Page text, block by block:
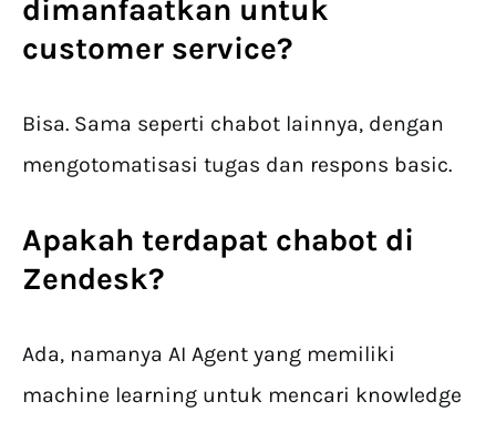
dimanfaatkan untuk
customer service?
Bisa. Sama seperti chabot lainnya, dengan
mengotomatisasi tugas dan respons basic.
Apakah terdapat chabot di
Zendesk?
Ada, namanya AI Agent yang memiliki
machine learning untuk mencari knowledge